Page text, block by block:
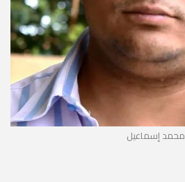
محمد إسماعيل